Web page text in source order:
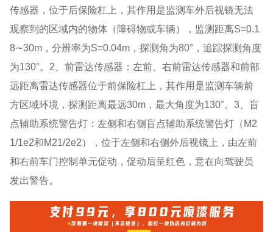
传感器，位于后保险杠上，其作用是监测车外后视镜无法
观察到的区域内的物体（障碍物或车辆），监测距离S=0.1
8∼30m，分辨率为S=0.04m，探测角为80°，追踪探测角度
为130°。2、前雷达传感器：左前、右前雷达传感器和前部
远距离雷达传感器位于前保险杠上，其作用是监测车辆前
方区域环境，探测距离最远30m，最大角度为130°。3、盲
点辅助系统警告灯：左侧和右侧盲点辅助系统警告灯（M2
1/1e2和M21/2e2），位于左侧和右侧外后视镜上，由左前
和右前车门控制单元促动，促动后呈红色，意在向驾驶员
发出警告。